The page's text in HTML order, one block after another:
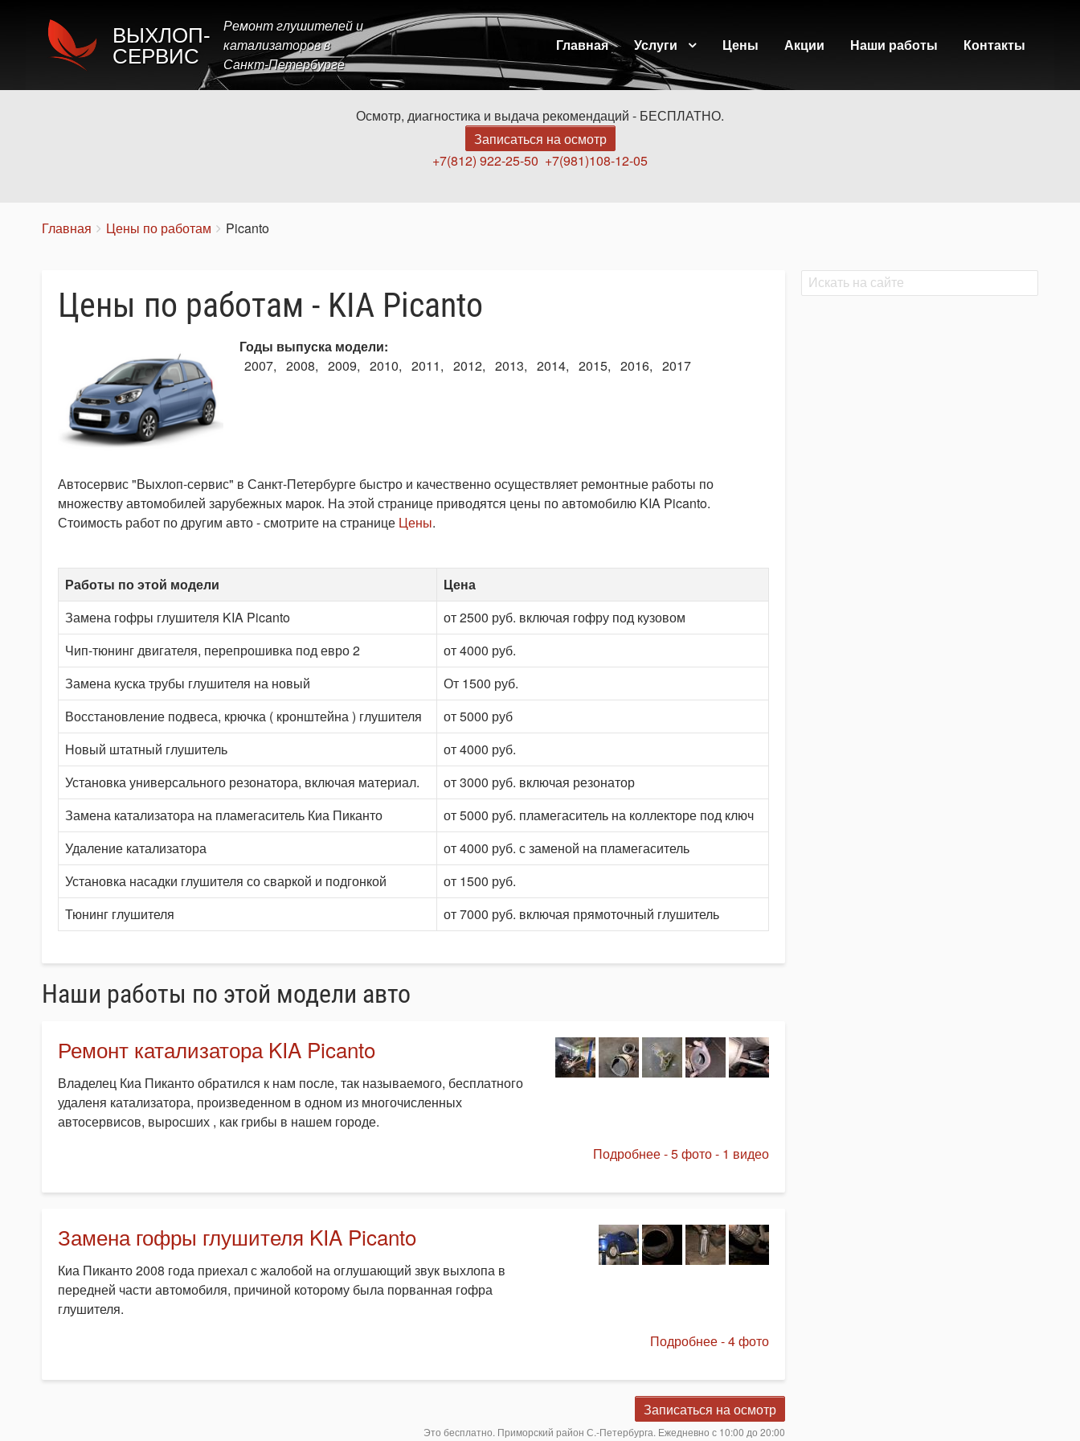
ВЫХЛОП-
СЕРВИС
Ремонт глушителей и
катализаторов в
Санкт-Петербурге
Главная Услуги Цены Акции Наши работы Контакты
Осмотр, диагностика и выдача рекомендаций - БЕСПЛАТНО.
Записаться на осмотр
+7(812) 922-25-50 +7(981)108-12-05
Строка
You
Главная Цены по работам Picanto
Цены по работам - KIA Picanto
Годы выпуска модели
2007
2008 2009 2010 2011 2012 2013 2014 2015 2016 2017
Автосервис "Выхлоп-сервис" в Санкт-Петербурге быстро и качественно осуществляет ремонтные работы по
множеству автомобилей зарубежных марок. На этой странице приводятся цены по автомобилю KIA Picanto.
Стоимость работ по другим авто - смотрите на странице Цены.
Работы по этой модели
Цена
Замена гофры глушителя KIA Picanto
от 2500 руб. включая гофру под кузовом
Чип-тюнинг двигателя, перепрошивка под евро 2
от 4000 руб.
Замена куска трубы глушителя на новый
От 1500 руб.
Восстановление подвеса, крючка ( кронштейна ) глушителя
от 5000 руб
Новый штатный глушитель
от 4000 руб.
Установка универсального резонатора, включая материал.
от 3000 руб. включая резонатор
Замена катализатора на пламегаситель Киа Пиканто
от 5000 руб. пламегаситель на коллекторе под ключ
Удаление катализатора
от 4000 руб. с заменой на пламегаситель
Установка насадки глушителя со сваркой и подгонкой
от 1500 руб.
Тюнинг глушителя
от 7000 руб. включая прямоточный глушитель
Наши работы по этой модели авто
Ремонт катализатора KIA Picanto
Владелец Киа Пиканто обратился к нам после, так называемого, бесплатного
удаленя катализатора, произведенном в одном из многочисленных
автосервисов, выросших , как грибы в нашем городе.
Подробнее - 5 фото - 1 видео
Замена гофры глушителя KIA Picanto
Киа Пиканто 2008 года приехал с жалобой на оглушающий звук выхлопа в
передней части автомобиля, причиной которому была порванная гофра
глушителя.
Подробнее - 4 фото
Записаться на осмотр
Это бесплатно. Приморский район С.-Петербурга. Ежедневно с 10:00 до 20:00
Поиск
Поиск